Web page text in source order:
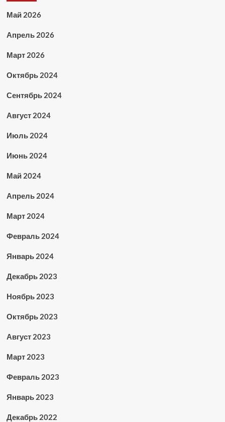
Май 2026
Апрель 2026
Март 2026
Октябрь 2024
Сентябрь 2024
Август 2024
Июль 2024
Июнь 2024
Май 2024
Апрель 2024
Март 2024
Февраль 2024
Январь 2024
Декабрь 2023
Ноябрь 2023
Октябрь 2023
Август 2023
Март 2023
Февраль 2023
Январь 2023
Декабрь 2022